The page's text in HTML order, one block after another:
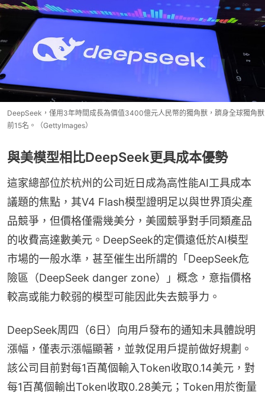
DeepSeek，僅用3年時間成長為價值3400億元人民幣的獨角獸，躋身全球獨角獸
前15名。（GettyImages）
與美模型相比DeepSeek更具成本優勢
這家總部位於杭州的公司近日成為高性能AI工具成本
議題的焦點，其V4 Flash模型證明足以與世界頂尖產
品競爭，但價格僅需幾美分，美國競爭對手同類產品
的收費高達數美元。DeepSeek的定價遠低於AI模型
市場的一般水準，甚至催生出所謂的「DeepSeek危
險區（DeepSeek danger zone）」概念，意指價格
較高或能力較弱的模型可能因此失去競爭力。
DeepSeek周四（6日）向用戶發布的通知未具體說明
漲幅，僅表示漲幅顯著，並敦促用戶提前做好規劃。
該公司目前對每1百萬個輸入Token收取0.14美元，對
每1百萬個輸出Token收取0.28美元；Token用於衡量